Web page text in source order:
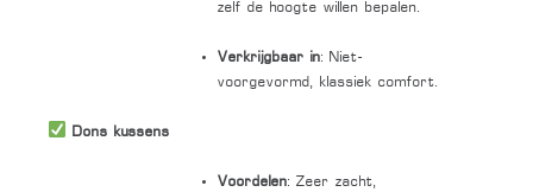
zelf de hoogte willen bepalen.
Verkrijgbaar in: Niet-
voorgevormd, klassiek comfort.
Dons kussens
Voordelen: Zeer zacht,